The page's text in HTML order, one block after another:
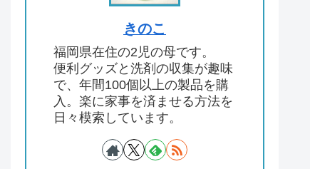
きのこ
福岡県在住の2児の母です。
便利グッズと洗剤の収集が趣味
で、年間100個以上の製品を購
入。楽に家事を済ませる方法を
日々模索しています。